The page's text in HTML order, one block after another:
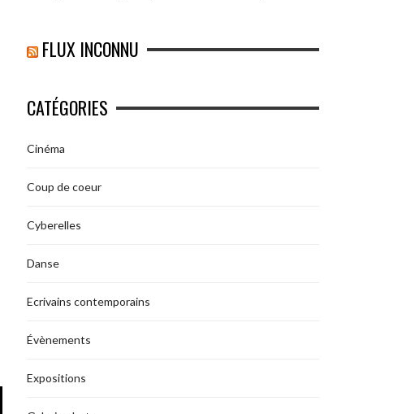
FLUX INCONNU
CATÉGORIES
Cinéma
Coup de coeur
Cyberelles
Danse
Ecrivains contemporains
Évènements
Expositions